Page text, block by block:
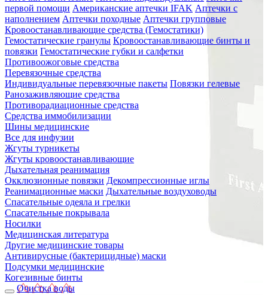
первой помощи Американские аптечки IFAK Аптечки с
наполнением Аптечки походные Аптечки групповые
Кровоостанавливающие средства (Гемостатики)
Гемостатические гранулы Кровоостанавливающие бинты и
повязки Гемостатические губки и салфетки
Противоожоговые средства
Перевязочные средства
Индивидуальные перевязочные пакеты Повязки гелевые
Ранозаживляющие средства
Противорадиационные средства
Средства иммобилизации
Шины медицинские
Все для инфузии
Жгуты турникеты
Жгуты кровоостанавливающие
Дыхательная реанимация
Окклюзионные повязки Декомпрессионные иглы
Реанимационные маски Дыхательные воздуховоды
Спасательные одеяла и грелки
Спасательные покрывала
Носилки
Медицинская литература
Другие медицинские товары
Антивирусные (бактерицидные) маски
Подсумки медицинские
Когезивные бинты
Очистка воды